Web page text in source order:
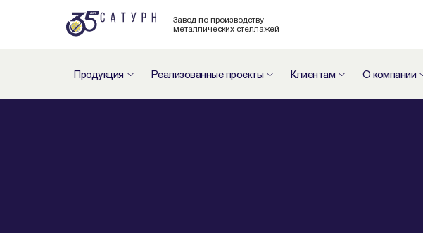
Завод по производству
металлических стеллажей
Продукция Реализованные проекты Клиентам О компании